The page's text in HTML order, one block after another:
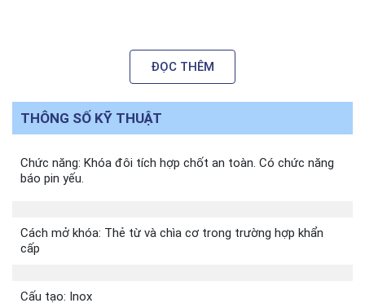
ĐỌC THÊM
THÔNG SỐ KỸ THUẬT
Chức năng: Khóa đôi tích hợp chốt an toàn. Có chức năng
báo pin yếu.
Cách mở khóa: Thẻ từ và chìa cơ trong trường hợp khẩn
cấp
Cấu tạo: Inox